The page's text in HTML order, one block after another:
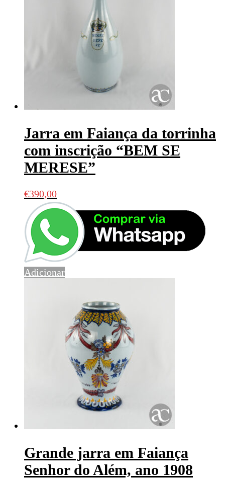
Jarra em Faiança da torrinha
com inscrição “BEM SE
MERESE”
€390,00
Adicionar
Grande jarra em Faiança
Senhor do Além, ano 1908